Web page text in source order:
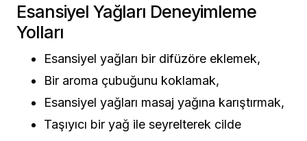
Esansiyel Yağları Deneyimleme
Yolları
Esansiyel yağları bir difüzöre eklemek,
Bir aroma çubuğunu koklamak,
Esansiyel yağları masaj yağına karıştırmak,
Taşıyıcı bir yağ ile seyrelterek cilde